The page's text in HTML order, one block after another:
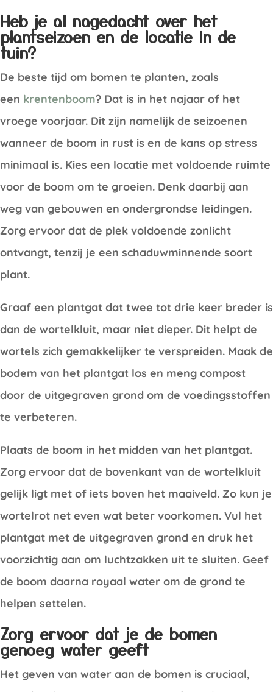
Heb je al nagedacht over het
plantseizoen en de locatie in de
tuin?
De beste tijd om bomen te planten, zoals
een krentenboom? Dat is in het najaar of het
vroege voorjaar. Dit zijn namelijk de seizoenen
wanneer de boom in rust is en de kans op stress
minimaal is. Kies een locatie met voldoende ruimte
voor de boom om te groeien. Denk daarbij aan
weg van gebouwen en ondergrondse leidingen.
Zorg ervoor dat de plek voldoende zonlicht
ontvangt, tenzij je een schaduwminnende soort
plant.
Graaf een plantgat dat twee tot drie keer breder is
dan de wortelkluit, maar niet dieper. Dit helpt de
wortels zich gemakkelijker te verspreiden. Maak de
bodem van het plantgat los en meng compost
door de uitgegraven grond om de voedingsstoffen
te verbeteren.
Plaats de boom in het midden van het plantgat.
Zorg ervoor dat de bovenkant van de wortelkluit
gelijk ligt met of iets boven het maaiveld. Zo kun je
wortelrot net even wat beter voorkomen. Vul het
plantgat met de uitgegraven grond en druk het
voorzichtig aan om luchtzakken uit te sluiten. Geef
de boom daarna royaal water om de grond te
helpen settelen.
Zorg ervoor dat je de bomen
genoeg water geeft
Het geven van water aan de bomen is cruciaal,